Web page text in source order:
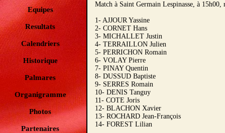
Equipes
Resultats
Calendriers
Historique
Palmares
Organigramme
Photos
Partenaires
Match à Saint Germain Lespinasse, à 15h00,
1- AJJOUR Yassine
2- CORNET Hans
3- MICHALLET Justin
4- TERRAILLON Julien
5- PERRICHON Romain
6- VOLAY Pierre
7- PINAY Quentin
8- DUSSUD Baptiste
9- SERRES Romain
10- DENIS Tanguy
11- COTE Joris
12- BLACHON Xavier
13- ROCHARD Jean-François
14- FOREST Lilian